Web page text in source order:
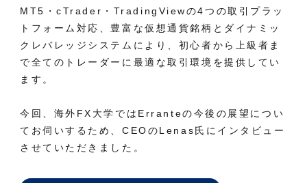
MT5・cTrader・TradingViewの4つの取引プラッ
トフォーム対応、豊富な仮想通貨銘柄とダイナミッ
クレバレッジシステムにより、初心者から上級者ま
で全てのトレーダーに最適な取引環境を提供してい
ます。
今回、海外FX大学ではErranteの今後の展望につい
てお伺いするため、CEOのLenas氏にインタビュー
させていただきました。